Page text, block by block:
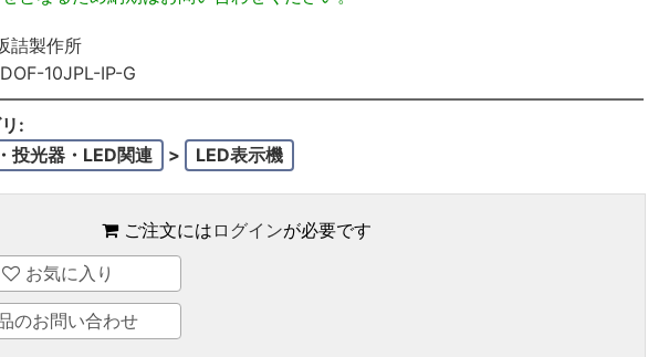
詰製作所
DOF-10JPL-IP-G
:
投光器・LED関連
> LED表示機
ご注文には ログインが必要です
お気に入り
のお問い合わせ